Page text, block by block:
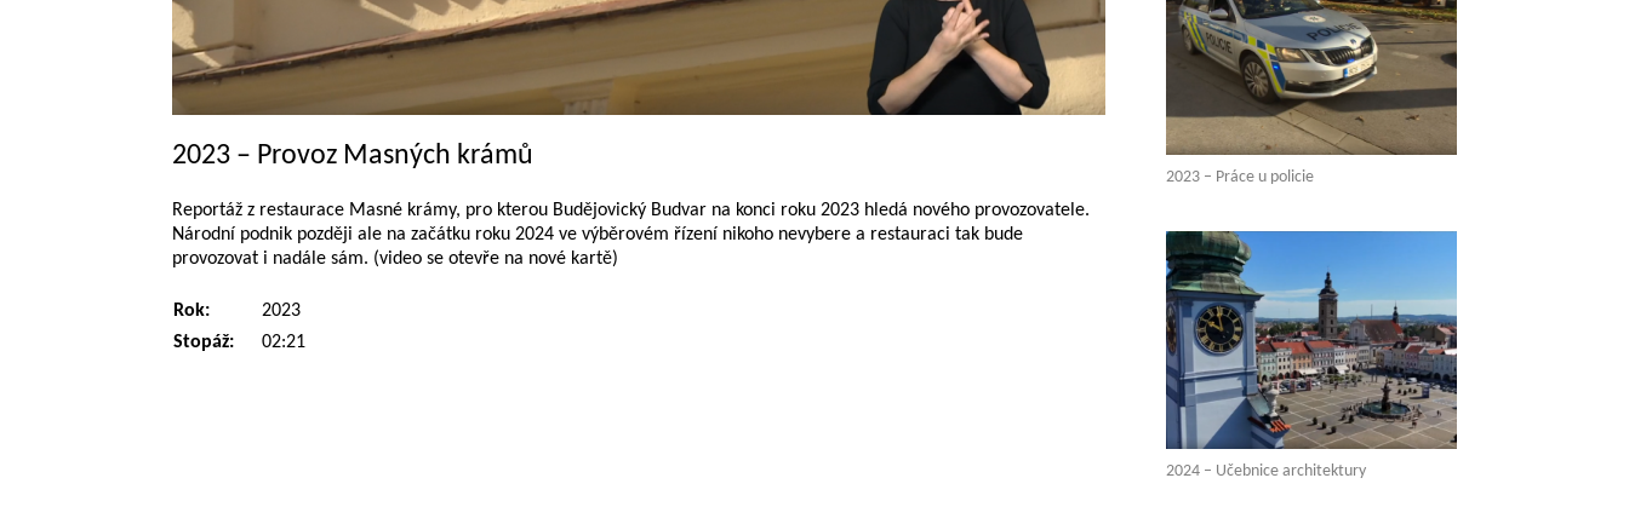
2023 – Provoz Masných krámů
Reportáž z restaurace Masné krámy, pro kterou Budějovický Budvar na konci roku 2023 hledá nového provozovatele.
Národní podnik později ale na začátku roku 2024 ve výběrovém řízení nikoho nevybere a restauraci tak bude
provozovat i nadále sám. (video se otevře na nové kartě)
Rok:
2023
Stopáž:
02:21
2023 – Práce u policie
2024 – Učebnice architektury